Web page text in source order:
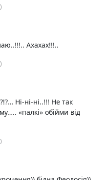
Ахахах!!!..
Ні-ні-ні..!!! Не так
«палкі» обійми від